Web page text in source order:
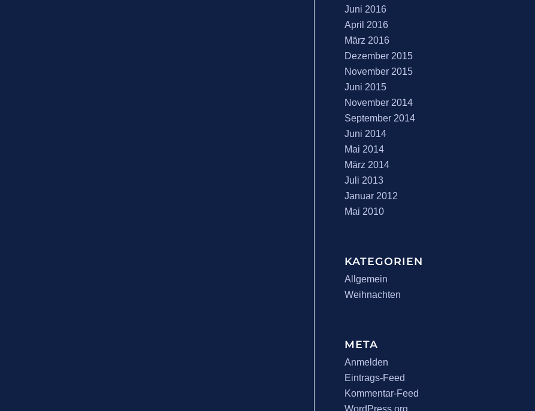
Juni 2016
April 2016
März 2016
Dezember 2015
November 2015
Juni 2015
November 2014
September 2014
Juni 2014
Mai 2014
März 2014
Juli 2013
Januar 2012
Mai 2010
KATEGORIEN
Allgemein
Weihnachten
META
Anmelden
Eintrags-Feed
Kommentar-Feed
WordPress.org